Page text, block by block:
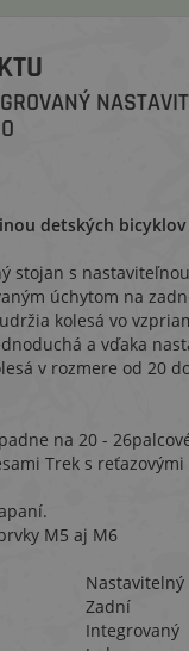
detských bicyklov
stojan s
úchytom na
kolesá vo
a vďaka
v rozmere od 20
na 20 -
Trek s
M5 aj M6
Nastavitelný
Zadní
Integrovaný